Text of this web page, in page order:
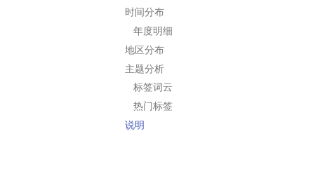
时间分布
年度明细
地区分布
主题分析
标签词云
热门标签
说明